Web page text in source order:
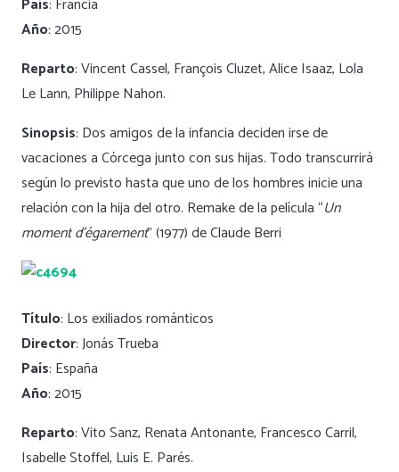
País: Francia
Año: 2015
Reparto: Vincent Cassel, François Cluzet, Alice Isaaz, Lola
Le Lann, Philippe Nahon.
Sinopsis: Dos amigos de la infancia deciden irse de
vacaciones a Córcega junto con sus hijas. Todo transcurrirá
según lo previsto hasta que uno de los hombres inicie una
relación con la hija del otro. Remake de la película “Un
moment d’égarement” (1977) de Claude Berri
Título: Los exiliados románticos
Director: Jonás Trueba
País: España
Año: 2015
Reparto: Vito Sanz, Renata Antonante, Francesco Carril,
Isabelle Stoffel, Luis E. Parés.